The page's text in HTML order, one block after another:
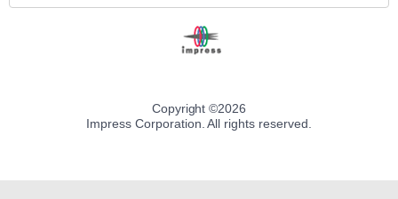
Copyright ©2026
Impress Corporation. All rights reserved.